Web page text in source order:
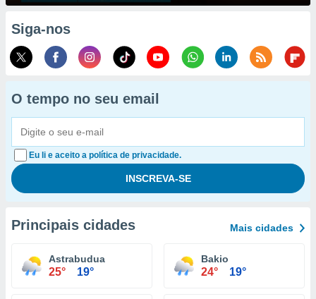
Siga-nos
O tempo no seu email
Eu li e aceito a política de privacidade.
Principais cidades Mais cidades
Astrabudua
25° 19°
Bakio
24° 19°